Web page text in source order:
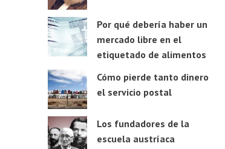
Por qué debería haber un
mercado libre en el
etiquetado de alimentos
Cómo pierde tanto dinero
el servicio postal
Los fundadores de la
escuela austríaca